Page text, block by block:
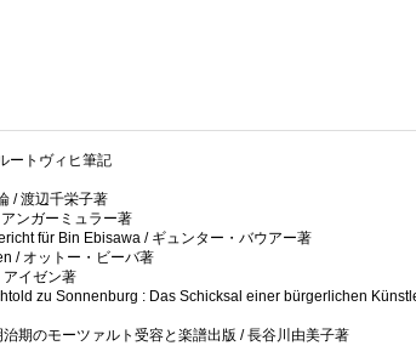
ートヴィヒ筆記
/ 渡辺千栄子著
ンガーミュラー著
für Bin Ebisawa / ギュンター・バウアー著
/ オットー・ビーバ著
イゼン著
zu Sonnenburg : Das Schicksal einer bürgerlichen
期のモーツァルト受容と楽譜出版 / 長谷川由美子著